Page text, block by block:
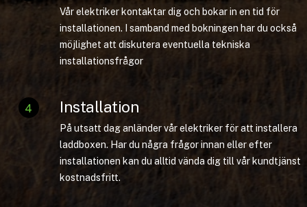
Vår elektriker kontaktar dig och bokar in en tid för
installationen. I samband med bokningen har du också
möjlighet att diskutera eventuella tekniska
installationsfrågor
4 Installation
På utsatt dag anländer vår elektriker för att installera
laddboxen. Har du några frågor innan eller efter
installationen kan du alltid vända dig till vår kundtjänst
kostnadsfritt.